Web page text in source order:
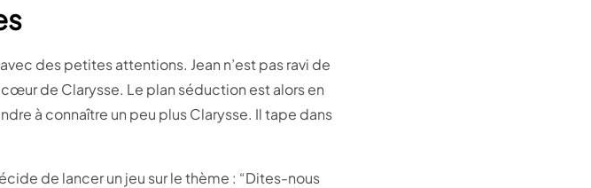
des petites attentions. Jean n’est pas ravi de
de Clarysse. Le plan séduction est alors en
à connaître un peu plus Clarysse. Il tape dans
de lancer un jeu sur le thème : “Dites-nous